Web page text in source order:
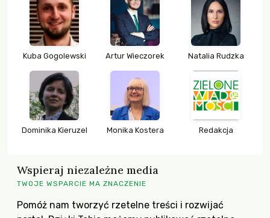
Kuba Gogolewski Artur Wieczorek Natalia Rudzka
Dominika Kieruzel Monika Kostera Redakcja
Wspieraj niezależne media
TWOJE WSPARCIE MA ZNACZENIE
Pomóż nam tworzyć rzetelne treści i rozwijać